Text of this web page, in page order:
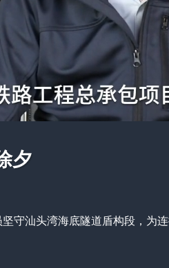
夕
守汕头湾海底隧道盾构段，为